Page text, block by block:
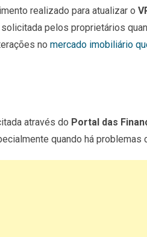
realizado para atualizar o
pelos proprietários
no mercado imobiliário
através do Portal das
quando há problemas